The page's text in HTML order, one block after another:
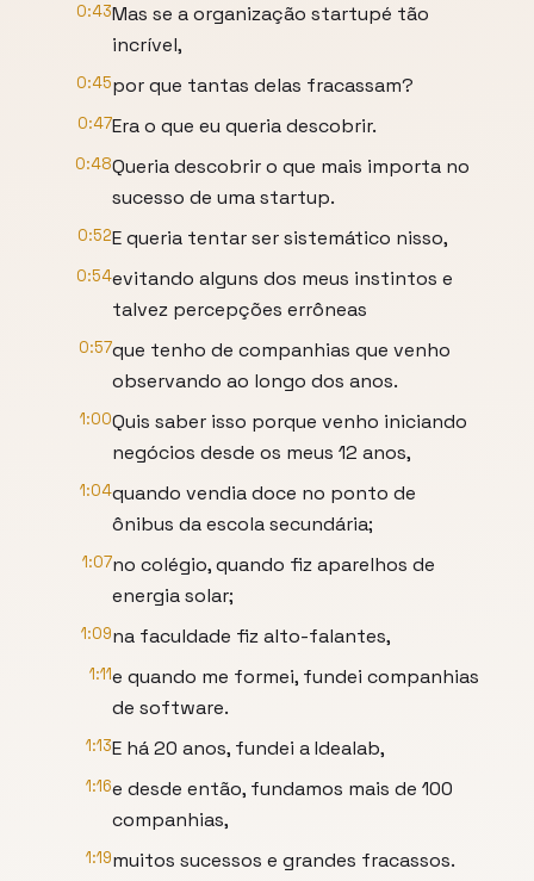
0:43Mas se a organização startupé tão
incrível,
0:45por que tantas delas fracassam?
0:47Era o que eu queria descobrir.
0:48Queria descobrir o que mais importa no
sucesso de uma startup.
0:52E queria tentar ser sistemático nisso,
0:54evitando alguns dos meus instintos e
talvez percepções errôneas
0:57que tenho de companhias que venho
observando ao longo dos anos.
1:00Quis saber isso porque venho iniciando
negócios desde os meus 12 anos,
1:04quando vendia doce no ponto de
ônibus da escola secundária;
1:07no colégio, quando fiz aparelhos de
energia solar;
1:09na faculdade fiz alto-falantes,
1:11e quando me formei, fundei companhias
de software.
1:13E há 20 anos, fundei a Idealab,
1:16e desde então, fundamos mais de 100
companhias,
1:19muitos sucessos e grandes fracassos.